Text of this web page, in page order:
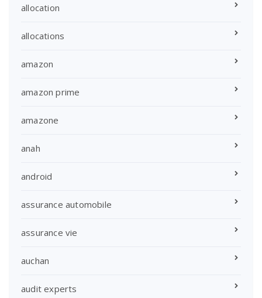
allocation
allocations
amazon
amazon prime
amazone
anah
android
assurance automobile
assurance vie
auchan
audit experts